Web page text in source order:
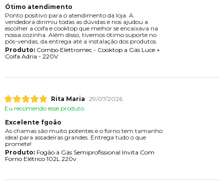
Ótimo atendimento
Ponto positivo para o atendimento da loja. A
vendedora dirimiu todas as dúvidas e nos ajudou a
escolher a coifa e cooktop que melhor se encaixava na
nossa cozinha. Além disso, tivemos ótimo suporte no
pós-vendas, da entrega até a instalação dos produtos.
Produto:Combo Elettromec - Cooktop a Gás Luce +
Coifa Adria - 220V
Rita Maria 29/07/2026
Eu recomendo esse produto.
Excelente fgoão
As chamas são muito potentes e o forno tem tamanho
ideal para assadeiras grandes. Entrega tudo o que
promete!
Produto:Fogão à Gás Semiprofissional Invita Com
Forno Elétrico 102L 220v